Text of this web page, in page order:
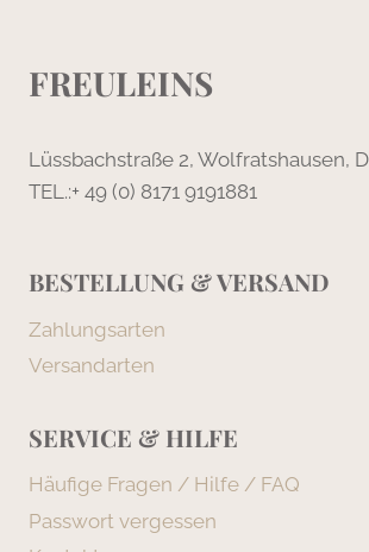
FREULEINS
Lüssbachstraße 2, Wolfratshausen,
TEL.:+ 49 (0) 8171 9191881
BESTELLUNG & VERSAND
Zahlungsarten
Versandarten
SERVICE & HILFE
Häufige Fragen / Hilfe / FAQ
Passwort vergessen